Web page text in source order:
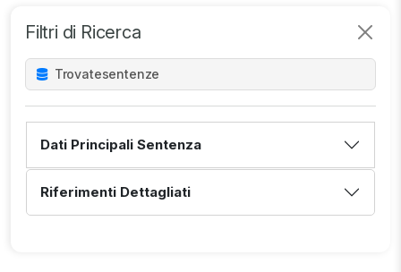
Filtri di Ricerca
Trovatesentenze
Dati Principali Sentenza
Riferimenti Dettagliati